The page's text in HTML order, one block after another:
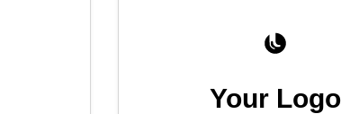
Your Logo